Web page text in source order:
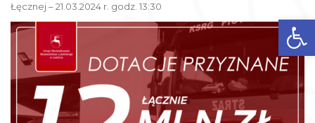
Łęcznej – 21.03.2024 r. godz. 13:30